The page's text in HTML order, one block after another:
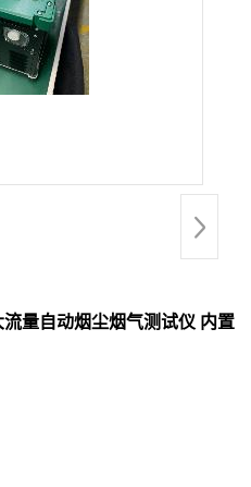
量自动烟尘烟气测试仪 内置